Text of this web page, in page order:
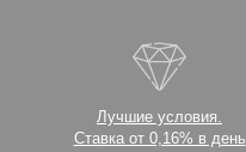
Лучшие условия.
Ставка от 0,16% в день